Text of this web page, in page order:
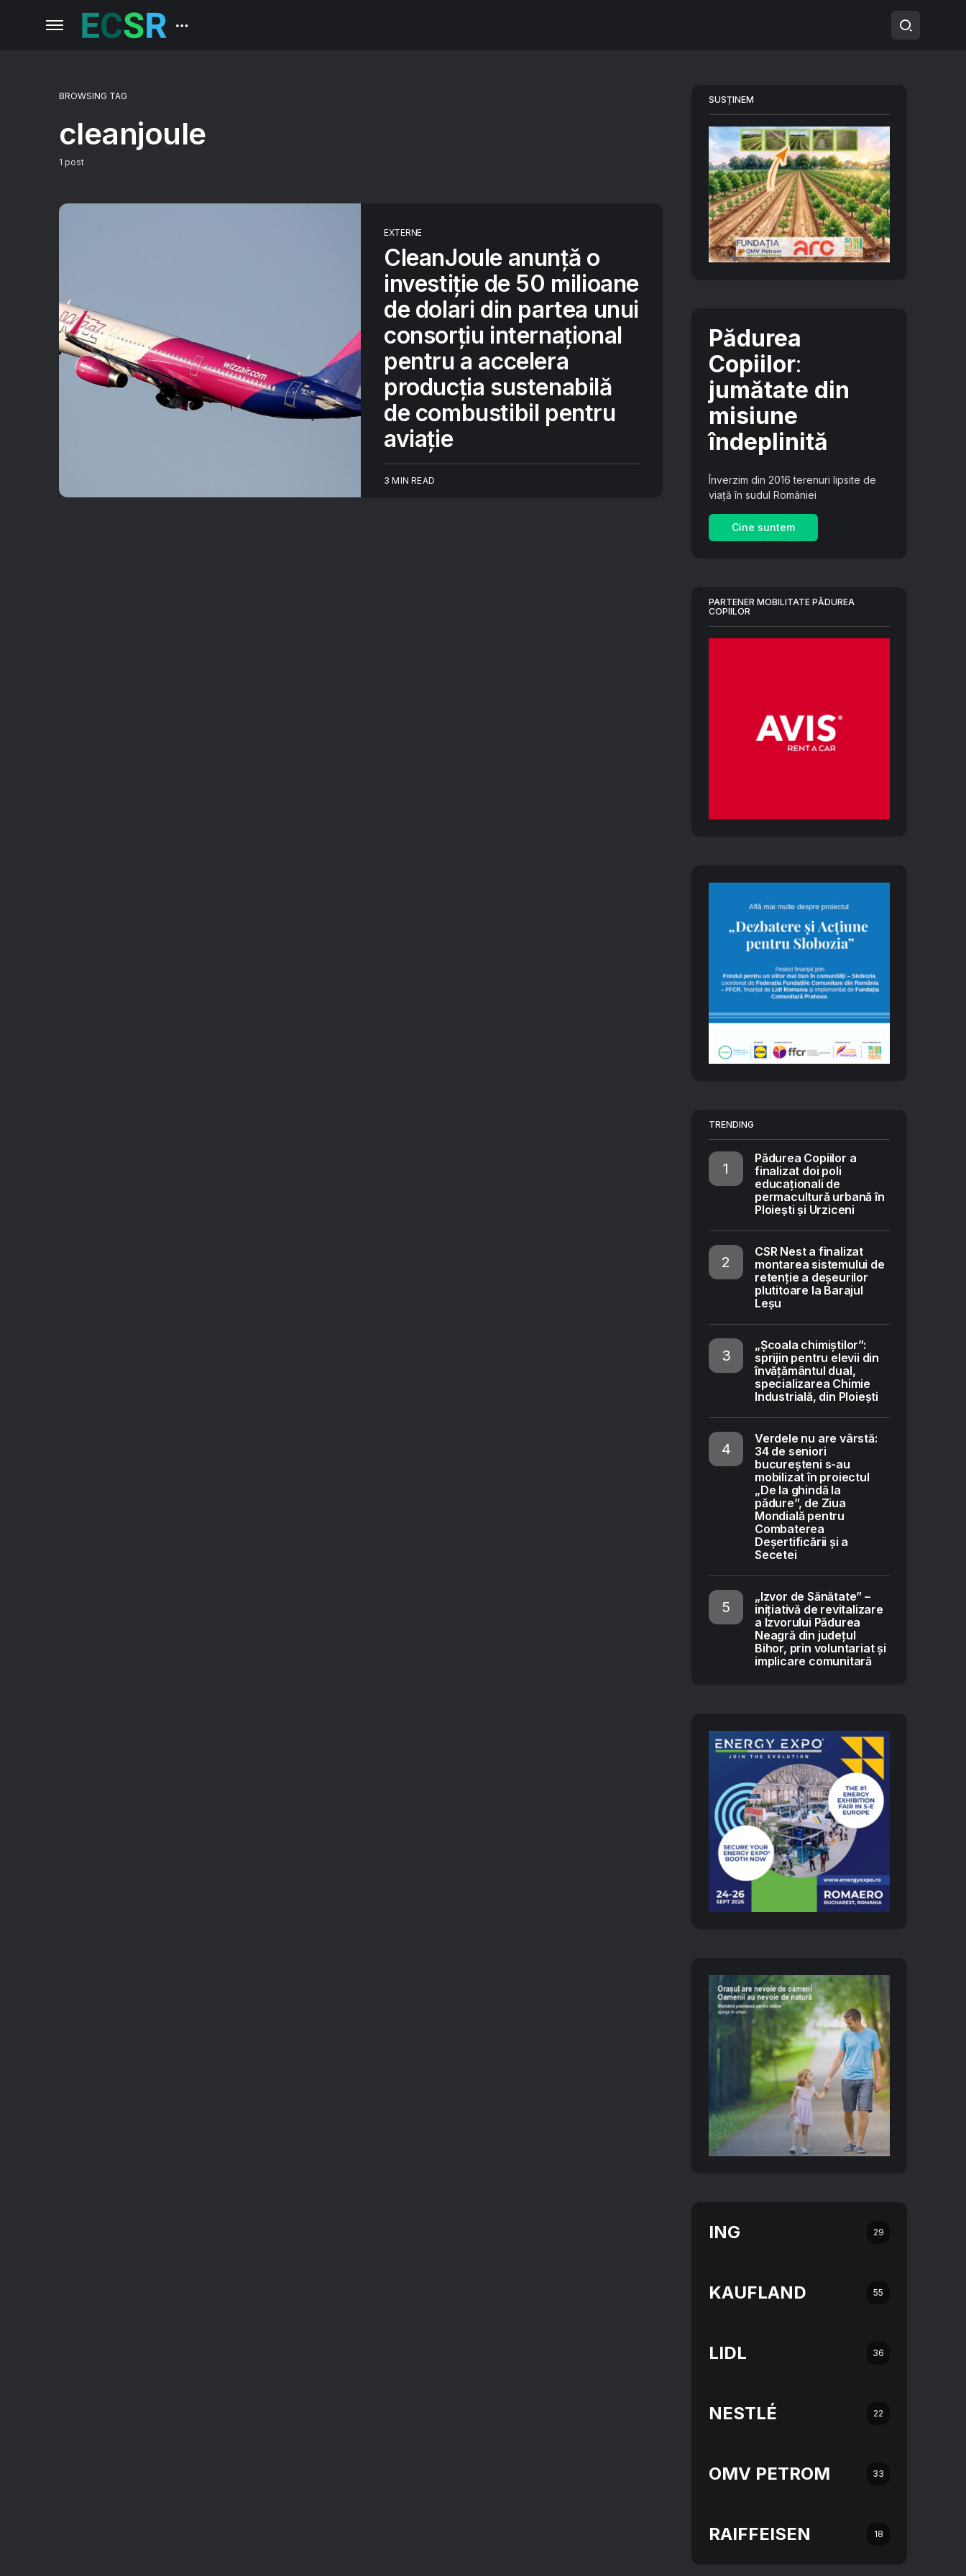
BROWSING TAG
cleanjoule
1 post
EXTERNE
CleanJoule anunță o
investiție de 50 milioane
de dolari din partea unui
consorțiu internațional
pentru a accelera
producția sustenabilă
de combustibil pentru
aviație
3 MIN READ
SUSȚINEM
Pădurea
Copiilor:
jumătate din
misiune
îndeplinită
Înverzim din 2016 terenuri lipsite de
viață în sudul României
Cine suntem
PARTENER MOBILITATE PĂDUREA
COPIILOR
TRENDING
Pădurea Copiilor a
finalizat doi poli
educaționali de
permacultură urbană în
Ploiești și Urziceni
CSR Nest a finalizat
montarea sistemului de
retenție a deșeurilor
plutitoare la Barajul
Leșu
„Școala chimiștilor”:
sprijin pentru elevii din
învățământul dual,
specializarea Chimie
Industrială, din Ploiești
Verdele nu are vârstă:
34 de seniori
bucureșteni s-au
mobilizat în proiectul
„De la ghindă la
pădure”, de Ziua
Mondială pentru
Combaterea
Deșertificării și a
Secetei
„Izvor de Sănătate” –
inițiativă de revitalizare
a Izvorului Pădurea
Neagră din județul
Bihor, prin voluntariat și
implicare comunitară
ING 29
KAUFLAND 55
LIDL 36
NESTLÉ 22
OMV PETROM 33
RAIFFEISEN 18